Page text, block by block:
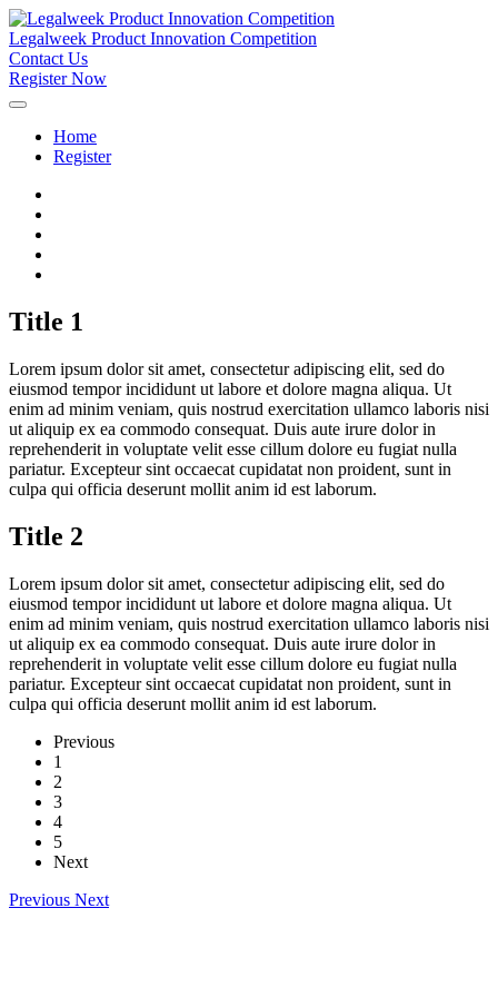
Legalweek Product Innovation Competition
Contact Us
Register Now
Home
Register
Title 1
Lorem ipsum dolor sit amet, consectetur adipiscing elit, sed do
eiusmod tempor incididunt ut labore et dolore magna aliqua. Ut
enim ad minim veniam, quis nostrud exercitation ullamco laboris nisi
ut aliquip ex ea commodo consequat. Duis aute irure dolor in
reprehenderit in voluptate velit esse cillum dolore eu fugiat nulla
pariatur. Excepteur sint occaecat cupidatat non proident, sunt in
culpa qui officia deserunt mollit anim id est laborum.
Title 2
Lorem ipsum dolor sit amet, consectetur adipiscing elit, sed do
eiusmod tempor incididunt ut labore et dolore magna aliqua. Ut
enim ad minim veniam, quis nostrud exercitation ullamco laboris nisi
ut aliquip ex ea commodo consequat. Duis aute irure dolor in
reprehenderit in voluptate velit esse cillum dolore eu fugiat nulla
pariatur. Excepteur sint occaecat cupidatat non proident, sunt in
culpa qui officia deserunt mollit anim id est laborum.
Previous
1
2
3
4
5
Next
Previous Next